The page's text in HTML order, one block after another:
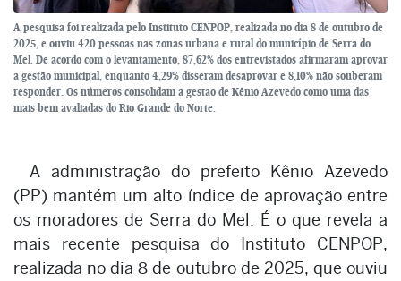
A pesquisa foi realizada pelo Instituto CENPOP, realizada no dia 8 de outubro de
2025, e ouviu 420 pessoas nas zonas urbana e rural do município de Serra do
Mel. De acordo com o levantamento, 87,62% dos entrevistados afirmaram aprovar
a gestão municipal, enquanto 4,29% disseram desaprovar e 8,10% não souberam
responder. Os números consolidam a gestão de Kênio Azevedo como uma das
mais bem avaliadas do Rio Grande do Norte.
A administração do prefeito Kênio Azevedo
(PP) mantém um alto índice de aprovação entre
os moradores de Serra do Mel. É o que revela a
mais recente pesquisa do Instituto CENPOP,
realizada no dia 8 de outubro de 2025, que ouviu